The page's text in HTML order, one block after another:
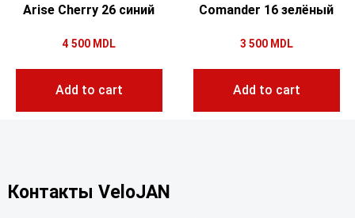
Arise Cherry 26 синий
4 500 MDL
Add to cart
Comander 16 зелёный
3 500 MDL
Add to cart
Контакты VeloJAN